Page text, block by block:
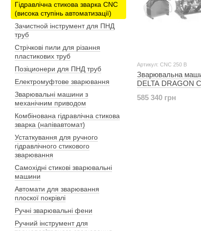
Артикул: CNC 250 B
Зварювальна
DELTA DRAGON
585 340 грн
Гідравлічна стикова зварка CNC
(висока ступінь автоматизації)
Зачистной інструмент для ПНД
труб
Стрічкові пили для різання
пластикових труб
Позіционери для ПНД труб
Електромуфтове зварювання
Зварювальні машини з
механічним приводом
Комбінована гідравлічна стикова
зварка (напівавтомат)
Устаткування для ручного
гідравлічного стикового
зварювання
Самохідні стикові зварювальні
машини
Автомати для зварювання
плоскої покрівлі
Ручні зварювальні фени
Ручний інструмент для